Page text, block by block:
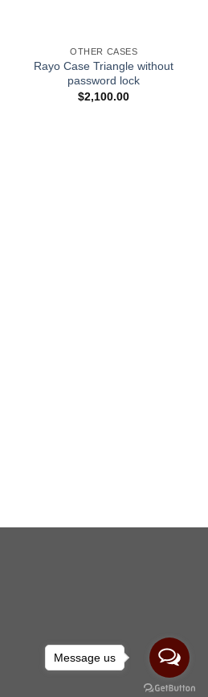
OTHER CASES
Rayo Case Triangle without
password lock
$2,100.00
Message us